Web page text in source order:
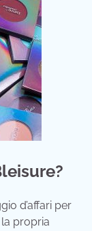
d’affari per
propria